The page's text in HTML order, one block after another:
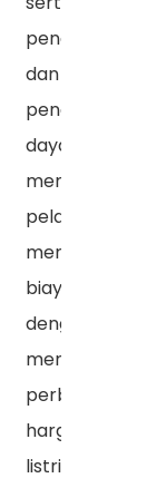
pengisian
dan
pengosongan
daya,
membantu
pelanggan
mengurangi
biaya
dengan
menggunakan
perbedaan
harga
listrik